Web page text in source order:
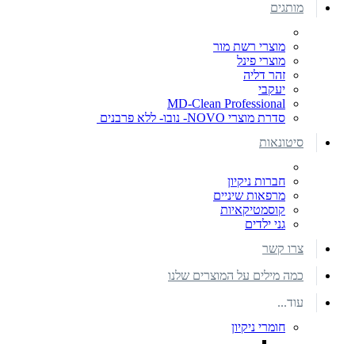
מותגים
מוצרי רשת מור
מוצרי פינל
זהר דליה
יעקבי
MD-Clean Professional
סדרת מוצרי NOVO- נובו- ללא פרבנים
סיטונאות
חברות ניקיון
מרפאות שיניים
קוסמטיקאיות
גני ילדים
צרו קשר
כמה מילים על המוצרים שלנו
עוד...
חומרי ניקיון